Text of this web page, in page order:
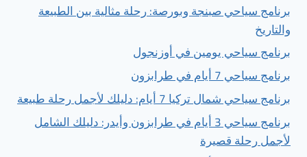
برنامج سياحي صبنجة وبورصة: رحلة مثالية بين الطبيعة
والتاريخ
برنامج سياحي يومين في أوزنجول
برنامج سياحي 7 أيام في طرابزون
برنامج سياحي شمال تركيا 7 أيام: دليلك لأجمل رحلة طبيعة
برنامج سياحي 3 أيام في طرابزون وأيدر: دليلك الشامل
لأجمل رحلة قصيرة